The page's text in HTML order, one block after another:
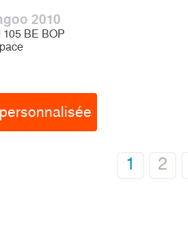
2010
105 BE BOP
1 2